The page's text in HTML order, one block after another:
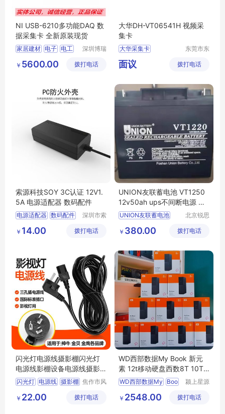
NI USB-6210多功能DAQ 数
据采集卡 全新原装现货
家居建材 电子 电工
深圳博瑞
技有限公
￥ 5600.00 拨打电话
大华DH-VT06541H 视频采
集卡
大华采集卡
VT06541H
东莞市东
子配件店
面议 拨打电话
索源科技SOY 3C认证 12V1.
5A 电源适配器 数码配件
电源适配器 数码配件
深圳市索
限公司
￥ 14.00 拨打电话
UNION友联蓄电池 VT1250
12v50ah ups不间断电源 消
防主机 医疗设备
UNION友联蓄电池
ups不间断电源
北京锐思
技有限公
￥ 380.00 拨打电话
闪光灯电源线摄影棚闪光灯
电源线影棚设备电源线摄影
器材摄影
闪光灯 电源线 摄影棚 焦作市风
有限公司
￥ 22.00 拨打电话
WD西部数据My Book 新元
素 12t移动硬盘西数8T 10T
NAS氦气
WD西部数据My Boo
颍上星源
有限公司
￥ 2548.00 拨打电话